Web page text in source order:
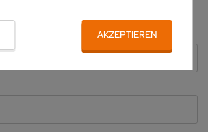
AKZEPTIEREN